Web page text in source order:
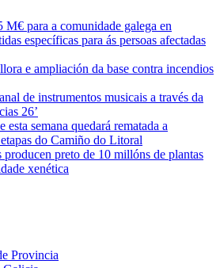
M€ para a comunidade galega en
específicas para ás persoas afectadas
e ampliación da base contra incendios
de instrumentos musicais a través da
26’
esta semana quedará rematada a
do Camiño do Litoral
preto de 10 millóns de plantas
xenética